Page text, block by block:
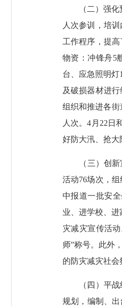
（二）强
人次参训，培
工作程序，提
物资：冲锋舟5
台、应急照明
及破损器材进
组织和推进各
人次。4月22日
好防大汛、抢大
（三）创
活动76场次，
中报道一批安
业、进学校、
灾减灾宣传活
师”称号。此外
的防灾减灾社会
（四）平
规划，编制、